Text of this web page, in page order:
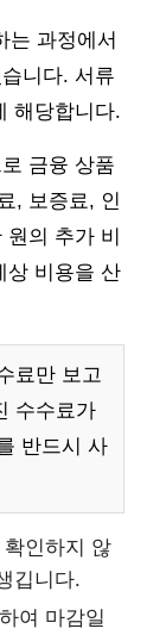
는 과정에서
니다. 서류
해당합니다.
금융 상품
, 보증료, 인
의 추가 비
상 비용을 산
료만 보고
수수료가
반드시 사
인하지 않
깁니다.
여 마감일